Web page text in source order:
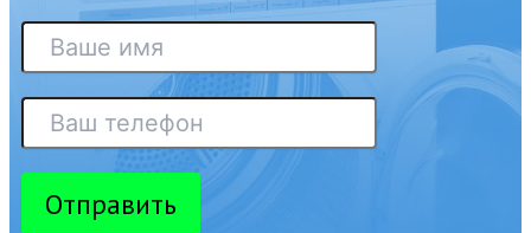
Отправить